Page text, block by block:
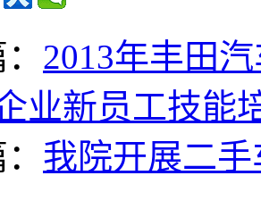
2013年丰田
业新员工技能
我院开展二